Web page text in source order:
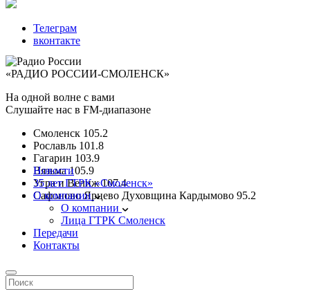
Телеграм
вконтакте
«РАДИО РОССИИ-СМОЛЕНСК»
На одной волне с вами
Слушайте нас в FM-диапазоне
Смоленск 105.2
Рославль 101.8
Гагарин 103.9
Вязьма 105.9
Угра и Велиж 107.4
Сафоново Ярцево Духовщина Кардымово 95.2
Новости
35 лет ГТРК «Смоленск»
О компании
О компании
Лица ГТРК Смоленск
Передачи
Контакты